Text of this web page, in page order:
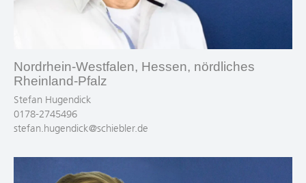
Nordrhein-Westfalen, Hessen, nördliches
Rheinland-Pfalz
Stefan Hugendick
0178-2745496
stefan.hugendick@schiebler.de